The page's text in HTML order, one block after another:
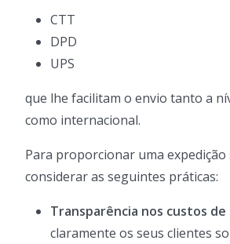
CTT
DPD
UPS
que lhe facilitam o envio tanto a
como internacional.
Para proporcionar uma expedição
considerar as seguintes práticas:
Transparência nos custos de
claramente os seus clientes